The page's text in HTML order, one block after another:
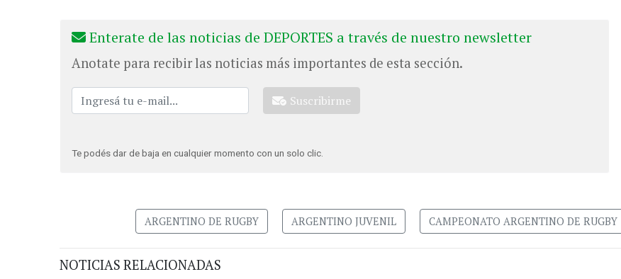
Enterate de las noticias de DEPORTES a través de nuestro newsletter
Anotate para recibir las noticias más importantes de esta sección.
Suscribirme
Te podés dar de baja en cualquier momento con un solo clic.
ARGENTINO DE RUGBY ARGENTINO JUVENIL CAMPEONATO ARGENTINO DE RUGBY
NOTICIAS RELACIONADAS